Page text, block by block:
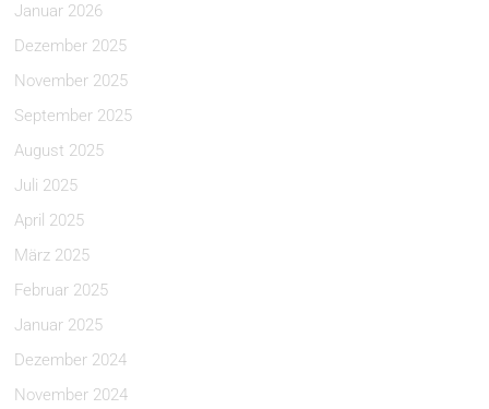
Januar 2026
Dezember 2025
November 2025
September 2025
August 2025
Juli 2025
April 2025
März 2025
Februar 2025
Januar 2025
Dezember 2024
November 2024